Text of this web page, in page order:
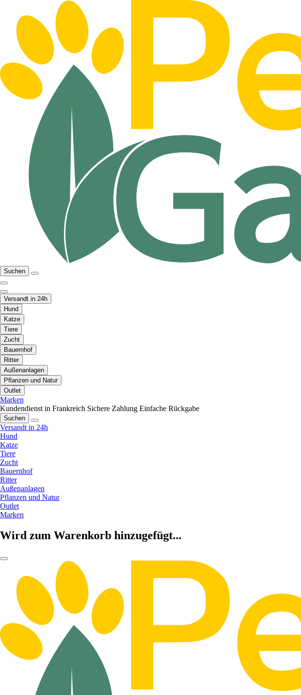
Suchen
Versandt in 24h
Hund
Katze
Tiere
Zucht
Bauernhof
Ritter
Außenanlagen
Pflanzen und Natur
Outlet
Marken
Kundendienst in Frankreich Sichere Zahlung Einfache Rückgabe
Suchen
Versandt in 24h
Hund
Katze
Tiere
Zucht
Bauernhof
Ritter
Außenanlagen
Pflanzen und Natur
Outlet
Marken
Wird zum Warenkorb hinzugefügt...